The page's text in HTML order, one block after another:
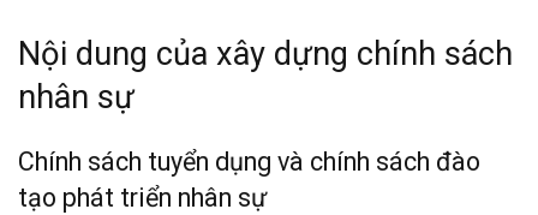
Nội dung của xây dựng chính sách
nhân sự
Chính sách tuyển dụng và chính sách đào
tạo phát triển nhân sự